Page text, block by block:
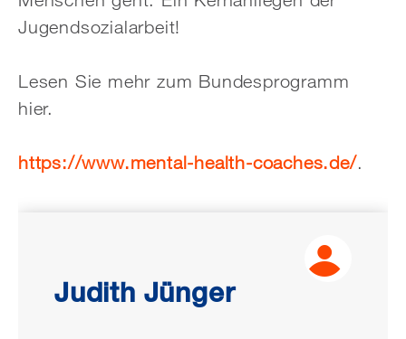
Jugendsozialarbeit!
Lesen Sie mehr zum Bundesprogramm
hier.
https://www.mental-health-coaches.de/.
Judith Jünger